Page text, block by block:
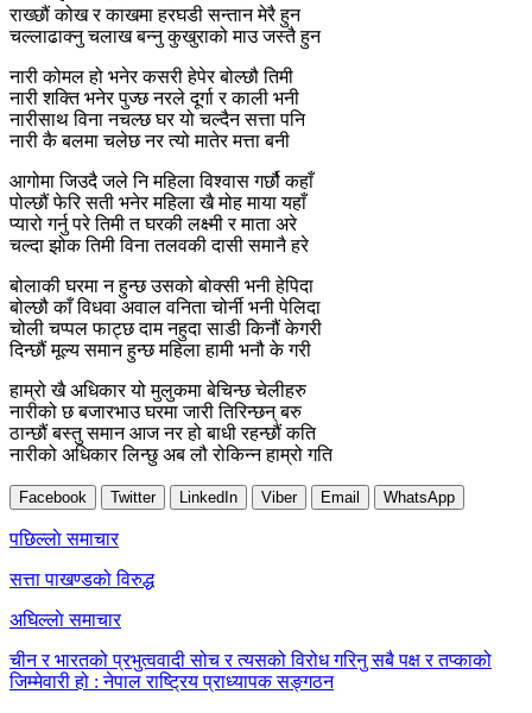
राख्छौं कोख र काखमा हरघडी सन्तान मेरै हुन
चल्लाढाक्नु चलाख बन्नु कुखुराको माउ जस्तै हुन
नारी कोमल हो भनेर कसरी हेपेर बोल्छौ तिमी
नारी शक्ति भनेर पुज्छ नरले दूर्गा र काली भनी
नारीसाथ विना नचल्छ घर यो चल्दैन सत्ता पनि
नारी कै बलमा चलेछ नर त्यो मातेर मत्ता बनी
आगोमा जिउदै जले नि महिला विश्वास गर्छौ कहाँ
पोल्छौं फेरि सती भनेर महिला खै मोह माया यहाँ
प्यारो गर्नु परे तिमी त घरकी लक्ष्मी र माता अरे
चल्दा झोक तिमी विना तलवकी दासी समानै हरे
बोलाकी घरमा न हुन्छ उसको बोक्सी भनी हेपिदा
बोल्छौ काँ विधवा अवाल वनिता चोर्नी भनी पेलिदा
चोली चप्पल फाट्छ दाम नहुदा साडी किनौं केगरी
दिन्छौं मूल्य समान हुन्छ महिला हामी भनौ के गरी
हाम्रो खै अधिकार यो मुलुकमा बेचिन्छ चेलीहरु
नारीको छ बजारभाउ घरमा जारी तिरिन्छन् बरु
ठान्छौं बस्तु समान आज नर हो बाधी रहन्छौं कति
नारीको अधिकार लिन्छु अब लौ रोकिन्न हाम्रो गति
Facebook Twitter LinkedIn Viber Email WhatsApp
Post
navigation
पछिल्लाे समाचार
सत्ता पाखण्डको विरुद्ध
अघिल्लाे समाचार
चीन र भारतको प्रभुत्ववादी सोच र त्यसको विरोध गरिनु सबै पक्ष र तप्काको
जिम्मेवारी हो : नेपाल राष्ट्रिय प्राध्यापक सङ्गठन